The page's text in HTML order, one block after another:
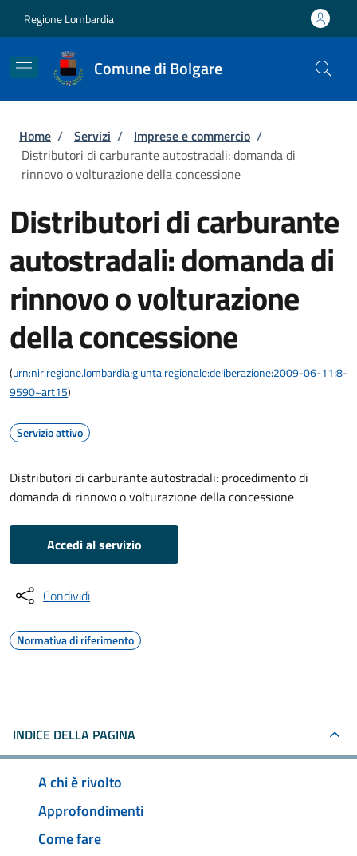
Regione Lombardia
Comune di Bolgare
Briciole di pane
Home / Servizi / Imprese e commercio /
Distributori di carburante autostradali: domanda di
rinnovo o volturazione della concessione
Distributori di carburante
autostradali: domanda di
rinnovo o volturazione
della concessione
(urn:nir:regione.lombardia;giunta.regionale:deliberazione:2009-06-11;8-
9590~art15)
Servizio attivo
Distributori di carburante autostradali: procedimento di
domanda di rinnovo o volturazione della concessione
Accedi al servizio
Condividi
Normativa di riferimento
INDICE DELLA PAGINA
A chi è rivolto
Approfondimenti
Come fare